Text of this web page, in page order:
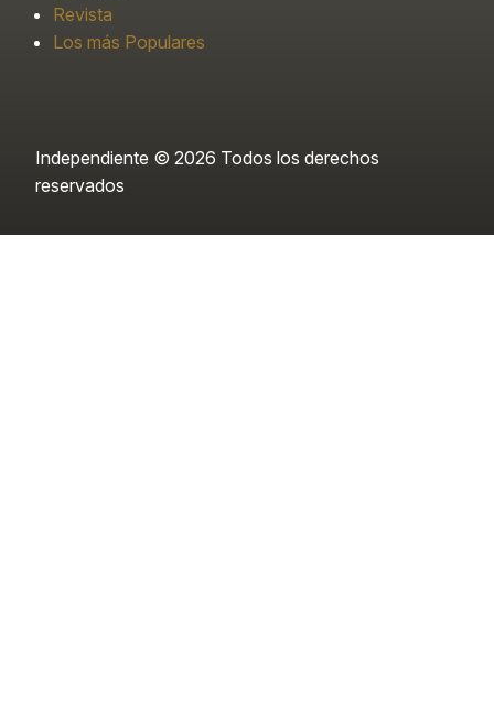
Revista
Los más Populares
Independiente © 2026 Todos los derechos
reservados